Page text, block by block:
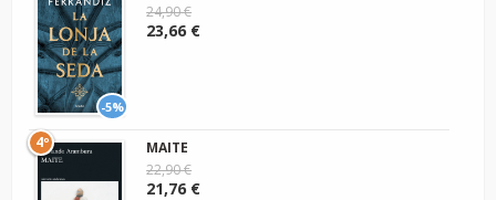
-5%
24,90 €
23,66 €
4º
MAITE
22,90 €
21,76 €